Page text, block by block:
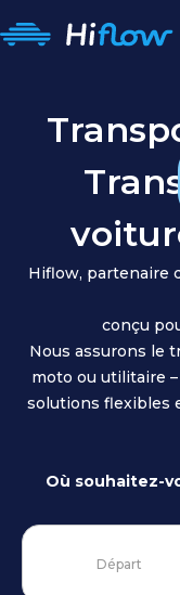
Hiflow, partenaire
conçu
Nous assurons le
moto ou utilitaire
solutions flexibles
Où souhaitez-